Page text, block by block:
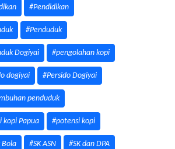
#Pendidikan
#Penduduk
Dogiyai #pengolahan kopi
dogiyai #Persido Dogiyai
penduduk
kopi Papua #potensi kopi
Bola #SK ASN #SK dan DPA